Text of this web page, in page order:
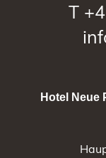
T
Hotel Neue